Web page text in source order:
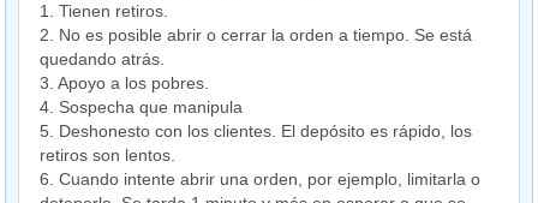
1. Tienen retiros.
2. No es posible abrir o cerrar la orden a tiempo. Se está
quedando atrás.
3. Apoyo a los pobres.
4. Sospecha que manipula
5. Deshonesto con los clientes. El depósito es rápido, los
retiros son lentos.
6. Cuando intente abrir una orden, por ejemplo, limitarla o